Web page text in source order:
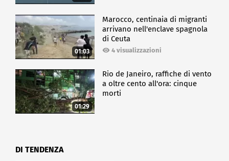
01:03
Marocco, centinaia di migranti
arrivano nell'enclave spagnola
di Ceuta
4 visualizzazioni
01:29
Rio de Janeiro, raffiche di vento
a oltre cento all'ora: cinque
morti
DI TENDENZA